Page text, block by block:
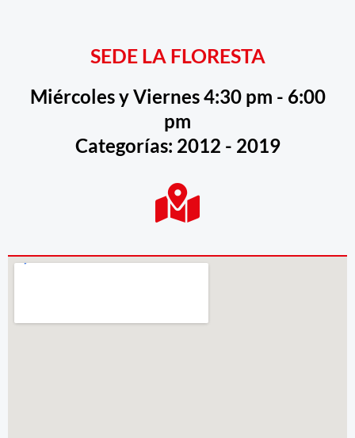
SEDE LA FLORESTA
Miércoles y Viernes 4:30 pm - 6:00
pm
Categorías: 2012 - 2019